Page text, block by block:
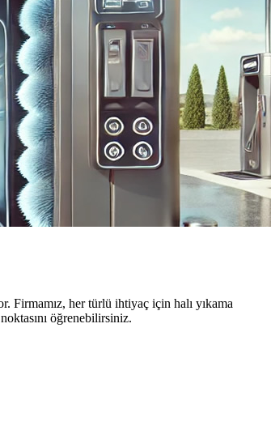
Firmamız, her türlü ihtiyaç için halı yıkama
öğrenebilirsiniz.